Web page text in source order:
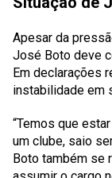
Apesar da
José Boto deve
Em declarações
instabilidade em
“Temos que
um clube, saio
Boto também se